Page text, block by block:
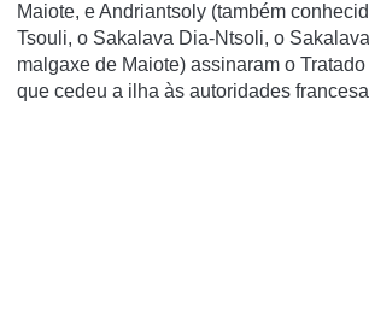
Maiote, e Andriantsoly (também
Tsouli, o Sakalava Dia-Ntsoli, o
malgaxe de Maiote) assinaram o
que cedeu a ilha às autoridades